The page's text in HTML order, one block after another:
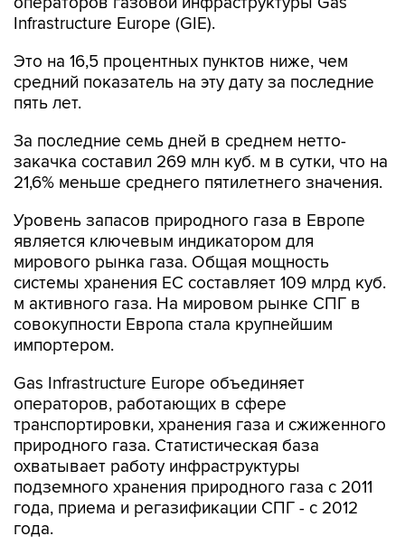
Infrastructure Europe (GIE).
Это на 16,5 процентных пунктов ниже, чем
средний показатель на эту дату за последние
пять лет.
За последние семь дней в среднем нетто-
закачка составил 269 млн куб. м в сутки, что на
21,6% меньше среднего пятилетнего значения.
Уровень запасов природного газа в Европе
является ключевым индикатором для
мирового рынка газа. Общая мощность
системы хранения ЕС составляет 109 млрд куб.
м активного газа. На мировом рынке СПГ в
совокупности Европа стала крупнейшим
импортером.
Gas Infrastructure Europe объединяет
операторов, работающих в сфере
транспортировки, хранения газа и сжиженного
природного газа. Статистическая база
охватывает работу инфраструктуры
подземного хранения природного газа с 2011
года, приема и регазификации СПГ - с 2012
года.